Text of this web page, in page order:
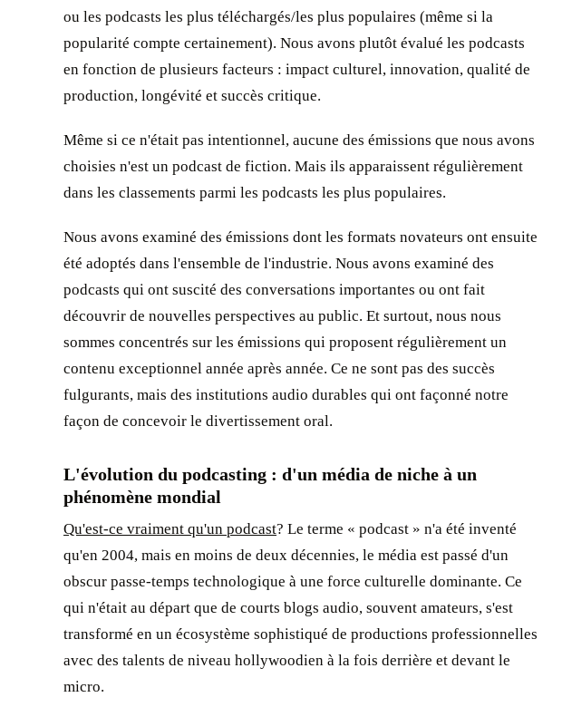
ou les podcasts les plus téléchargés/les plus populaires (même si la
popularité compte certainement). Nous avons plutôt évalué les podcasts
en fonction de plusieurs facteurs : impact culturel, innovation, qualité de
production, longévité et succès critique.
Même si ce n'était pas intentionnel, aucune des émissions que nous avons
choisies n'est un podcast de fiction. Mais ils apparaissent régulièrement
dans les classements parmi les podcasts les plus populaires.
Nous avons examiné des émissions dont les formats novateurs ont ensuite
été adoptés dans l'ensemble de l'industrie. Nous avons examiné des
podcasts qui ont suscité des conversations importantes ou ont fait
découvrir de nouvelles perspectives au public. Et surtout, nous nous
sommes concentrés sur les émissions qui proposent régulièrement un
contenu exceptionnel année après année. Ce ne sont pas des succès
fulgurants, mais des institutions audio durables qui ont façonné notre
façon de concevoir le divertissement oral.
L'évolution du podcasting : d'un média de niche à un
phénomène mondial
Qu'est-ce vraiment qu'un podcast? Le terme « podcast » n'a été inventé
qu'en 2004, mais en moins de deux décennies, le média est passé d'un
obscur passe-temps technologique à une force culturelle dominante. Ce
qui n'était au départ que de courts blogs audio, souvent amateurs, s'est
transformé en un écosystème sophistiqué de productions professionnelles
avec des talents de niveau hollywoodien à la fois derrière et devant le
micro.